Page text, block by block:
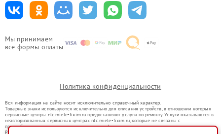
Мы принимаем
все формы оплаты
Политика конфиденциальности
Вся информация на сайте носит исключительно справочный характер.
Товарные знаки используются исключительно для описания устройств, в отношении которых
сервисные центры nlc.miele-fixim.ru предоставляют услуги по ремонту. Услуги оказываются в
неавторизованных сервисных центрах nlc.miele-fixim.ru, которые не связаны с
правообладателями товарных знаков или их официальными представителями.
Ремонт осуществляется для устройств, уже введенных в гражданский оборот в соответствии